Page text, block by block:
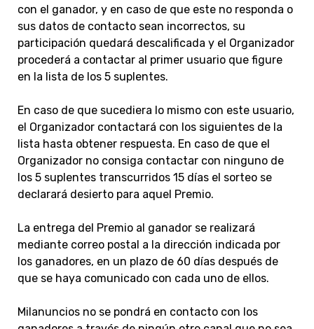
con el ganador, y en caso de que este no responda o
sus datos de contacto sean incorrectos, su
participación quedará descalificada y el Organizador
procederá a contactar al primer usuario que figure
en la lista de los 5 suplentes.
En caso de que sucediera lo mismo con este usuario,
el Organizador contactará con los siguientes de la
lista hasta obtener respuesta. En caso de que el
Organizador no consiga contactar con ninguno de
los 5 suplentes transcurridos 15 días el sorteo se
declarará desierto para aquel Premio.
La entrega del Premio al ganador se realizará
mediante correo postal a la dirección indicada por
los ganadores, en un plazo de 60 días después de
que se haya comunicado con cada uno de ellos.
Milanuncios no se pondrá en contacto con los